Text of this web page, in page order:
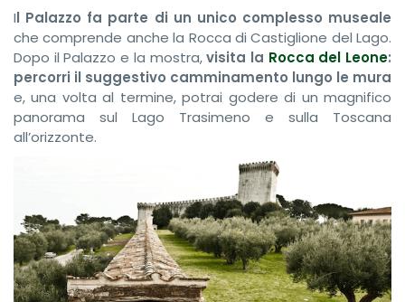
Il Palazzo fa parte di un unico complesso museale
che comprende anche la Rocca di Castiglione del Lago.
Dopo il Palazzo e la mostra,visita la Rocca del Leone:
percorri il suggestivo camminamento lungo le mura
e, una volta al termine, potrai godere di un magnifico
panorama sul Lago Trasimeno e sulla Toscana
all’orizzonte.